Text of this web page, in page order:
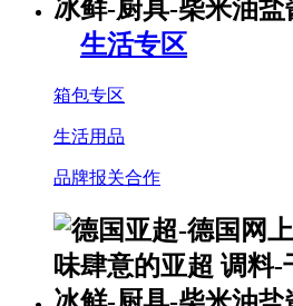
生活专区
箱包专区
生活用品
品牌报关合作